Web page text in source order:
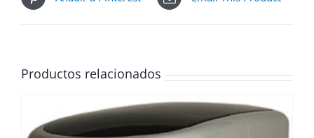
Productos relacionados